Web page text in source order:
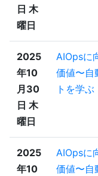
日 木
曜日
2025
年10
月30
日 木
曜日
AIOpsに
価値〜自
トを学ぶ
2025
年10
AIOpsに
価値〜自